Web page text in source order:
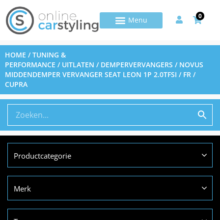
0
HOME /TUNING &
PERFORMANCE / UITLATEN / DEMPERVERVANGERS / NOVUS
MIDDENDEMPER VERVANGER SEAT LEON 1P 2.0TFSI / FR /
CUPRA
Productcategorie
Merk